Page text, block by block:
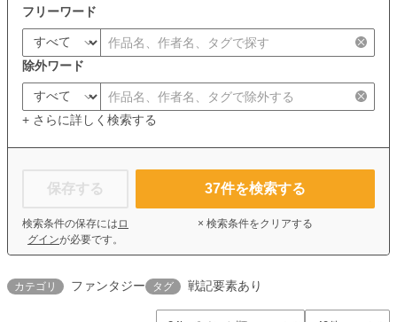
フリーワード
除外ワード
+ さらに詳しく検索する
保存する
検索条件の保存には ロ
グインが必要です。
37件を検索する
× 検索条件をクリアする
カテゴリ ファンタジー タグ 戦記要素あり